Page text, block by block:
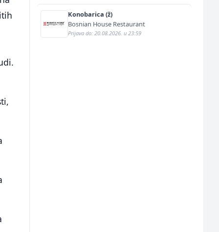
Konobarica (ž)
Bosnian House Restaurant
Prijava do: 20.08.2026. u 23:59